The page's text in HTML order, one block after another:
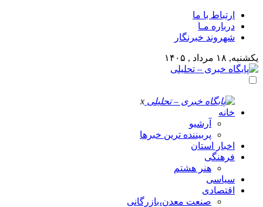
ارتباط با ما
درباره مـا
شهروند خبرنگار
یکشنبه, ۱۸ مرداد , ۱۴۰۵
x
خانه
آرشیو
پربیننده ترین خبرها
اخبار استان
فرهنگی
هنر هشتم
سیاسی
اقتصادی
صنعت معدن،بازرگانی